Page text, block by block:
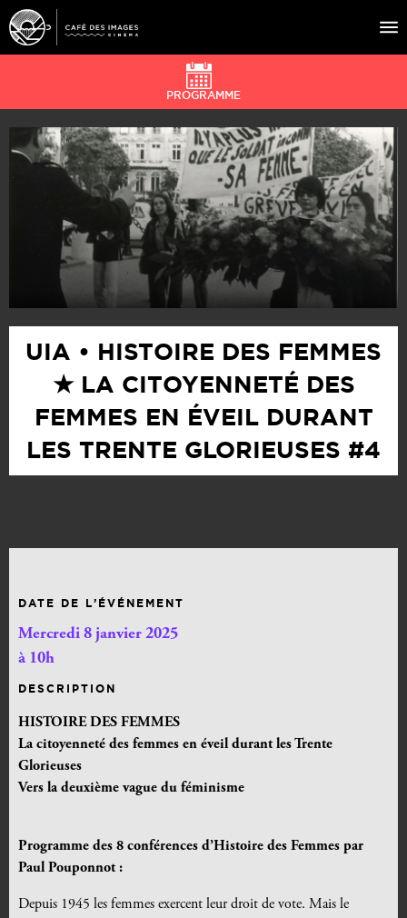
À L’AFFICHE
ÉVÉNEMENTS
CAFÉ DU CINÉ
PRATIQUE
ÉDUCATION AUX IMAGES
PROGRAMME
UIA • HISTOIRE DES FEMMES
★ LA CITOYENNETÉ DES
FEMMES EN ÉVEIL DURANT
LES TRENTE GLORIEUSES #4
DATE DE L’ÉVÉNEMENT
Mercredi 8 janvier 2025
à 10h
DESCRIPTION
HISTOIRE DES FEMMES
La citoyenneté des femmes en éveil durant les Trente
Glorieuses
Vers la deuxième vague du féminisme
Programme des 8 conférences d’Histoire des Femmes par
Paul Pouponnot :
Depuis 1945 les femmes exercent leur droit de vote. Mais le